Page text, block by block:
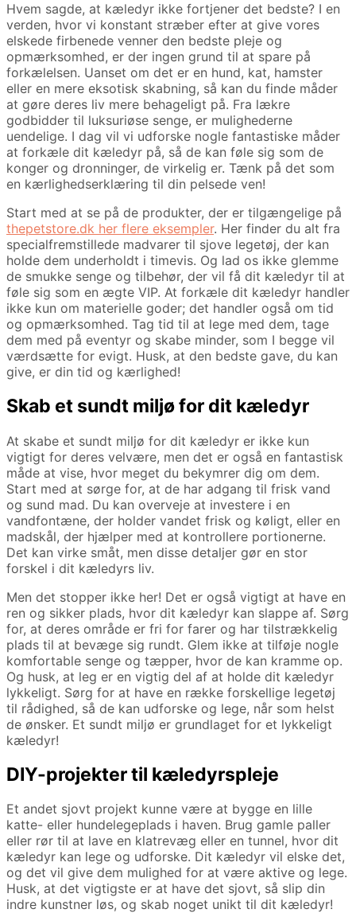
Hvem sagde, at kæledyr ikke fortjener det bedste? I en
verden, hvor vi konstant stræber efter at give vores
elskede firbenede venner den bedste pleje og
opmærksomhed, er der ingen grund til at spare på
forkælelsen. Uanset om det er en hund, kat, hamster
eller en mere eksotisk skabning, så kan du finde måder
at gøre deres liv mere behageligt på. Fra lækre
godbidder til luksuriøse senge, er mulighederne
uendelige. I dag vil vi udforske nogle fantastiske måder
at forkæle dit kæledyr på, så de kan føle sig som de
konger og dronninger, de virkelig er. Tænk på det som
en kærlighedserklæring til din pelsede ven!
Start med at se på de produkter, der er tilgængelige på
thepetstore.dk her flere eksempler. Her finder du alt fra
specialfremstillede madvarer til sjove legetøj, der kan
holde dem underholdt i timevis. Og lad os ikke glemme
de smukke senge og tilbehør, der vil få dit kæledyr til at
føle sig som en ægte VIP. At forkæle dit kæledyr handler
ikke kun om materielle goder; det handler også om tid
og opmærksomhed. Tag tid til at lege med dem, tage
dem med på eventyr og skabe minder, som I begge vil
værdsætte for evigt. Husk, at den bedste gave, du kan
give, er din tid og kærlighed!
Skab et sundt miljø for dit kæledyr
At skabe et sundt miljø for dit kæledyr er ikke kun
vigtigt for deres velvære, men det er også en fantastisk
måde at vise, hvor meget du bekymrer dig om dem.
Start med at sørge for, at de har adgang til frisk vand
og sund mad. Du kan overveje at investere i en
vandfontæne, der holder vandet frisk og køligt, eller en
madskål, der hjælper med at kontrollere portionerne.
Det kan virke småt, men disse detaljer gør en stor
forskel i dit kæledyrs liv.
Men det stopper ikke her! Det er også vigtigt at have en
ren og sikker plads, hvor dit kæledyr kan slappe af. Sørg
for, at deres område er fri for farer og har tilstrækkelig
plads til at bevæge sig rundt. Glem ikke at tilføje nogle
komfortable senge og tæpper, hvor de kan kramme op.
Og husk, at leg er en vigtig del af at holde dit kæledyr
lykkeligt. Sørg for at have en række forskellige legetøj
til rådighed, så de kan udforske og lege, når som helst
de ønsker. Et sundt miljø er grundlaget for et lykkeligt
kæledyr!
DIY-projekter til kæledyrspleje
Et andet sjovt projekt kunne være at bygge en lille
katte- eller hundelegeplads i haven. Brug gamle paller
eller rør til at lave en klatrevæg eller en tunnel, hvor dit
kæledyr kan lege og udforske. Dit kæledyr vil elske det,
og det vil give dem mulighed for at være aktive og lege.
Husk, at det vigtigste er at have det sjovt, så slip din
indre kunstner løs, og skab noget unikt til dit kæledyr!